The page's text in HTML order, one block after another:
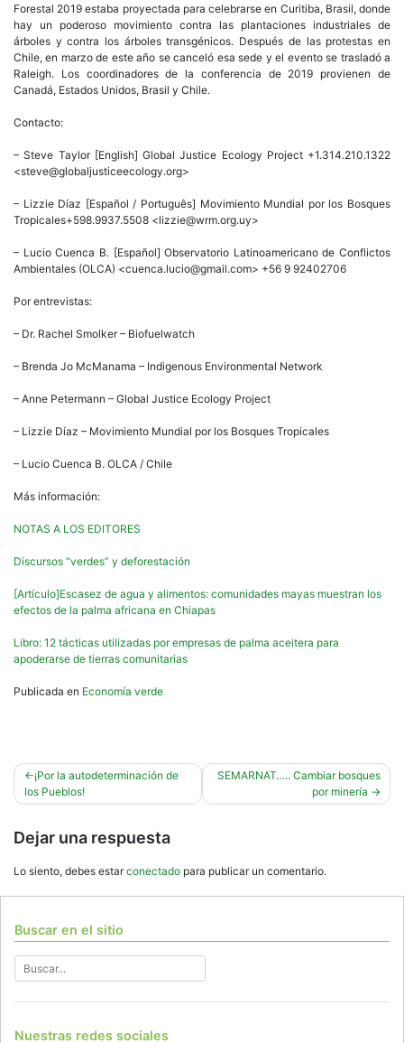
Forestal 2019 estaba proyectada para celebrarse en Curitiba, Brasil, donde
hay un poderoso movimiento contra las plantaciones industriales de
árboles y contra los árboles transgénicos. Después de las protestas en
Chile, en marzo de este año se canceló esa sede y el evento se trasladó a
Raleigh. Los coordinadores de la conferencia de 2019 provienen de
Canadá, Estados Unidos, Brasil y Chile.
Contacto:
– Steve Taylor [English] Global Justice Ecology Project +1.314.210.1322
<steve@globaljusticeecology.org>
– Lizzie Díaz [Español / Português] Movimiento Mundial por los Bosques
Tropicales+598.9937.5508 <lizzie@wrm.org.uy>
– Lucio Cuenca B. [Español] Observatorio Latinoamericano de Conflictos
Ambientales (OLCA) <cuenca.lucio@gmail.com> +56 9 92402706
Por entrevistas:
– Dr. Rachel Smolker – Biofuelwatch
– Brenda Jo McManama – Indigenous Environmental Network
– Anne Petermann – Global Justice Ecology Project
– Lizzie Díaz – Movimiento Mundial por los Bosques Tropicales
– Lucio Cuenca B. OLCA / Chile
Más información:
NOTAS A LOS EDITORES
Discursos “verdes” y deforestación
[Artículo]Escasez de agua y alimentos: comunidades mayas muestran los
efectos de la palma africana en Chiapas
Libro: 12 tácticas utilizadas por empresas de palma aceitera para
apoderarse de tierras comunitarias
Publicada en Economía verde
Navegación
de
entradas
¡Por la autodeterminación de
los Pueblos!
SEMARNAT….. Cambiar bosques
por minería
Dejar una respuesta
Lo siento, debes estarconectado para publicar un comentario.
Buscar en el sitio
Nuestras redes sociales